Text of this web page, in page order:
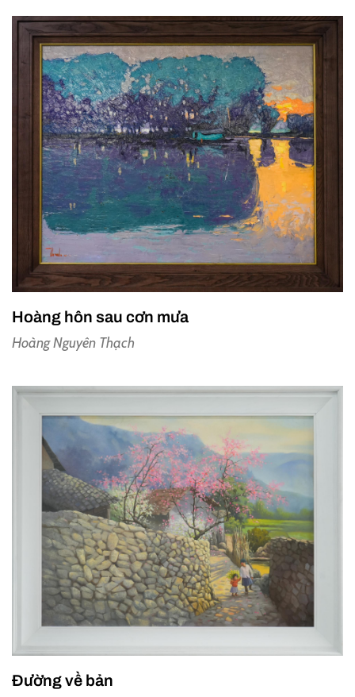
Hoàng hôn sau cơn mưa
Hoàng Nguyên Thạch
Đường về bản